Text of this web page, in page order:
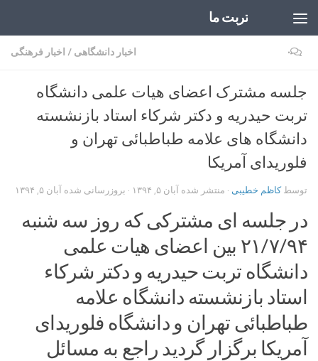
تربت ما
اخبار دانشگاهی / اخبار فرهنگی ۰
جلسه مشترک اعضای هیات علمی دانشگاه
تربت حیدریه و دکتر شرکاء استاد بازنشسته
دانشگاه های علامه طباطبائی تهران و
فلوریدای آمریکا
توسطکاظم خطیبی · منتشر شده آبان ۵, ۱۳۹۴ · بروزرسانی شده آبان ۵, ۱۳۹۴
در جلسه ای مشترکی که روز سه شنبه
۲۱/۷/۹۴ بین اعضای هیات علمی
دانشگاه تربت حیدریه و دکتر شرکاء
استاد بازنشسته دانشگاه علامه
طباطبائی تهران و دانشگاه فلوریدای
آمریکا برگزار گردید راجع به مسائل